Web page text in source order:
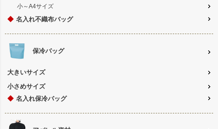
小～A4サイズ
◆ 名入れ不織布バッグ
保冷バッグ
大きいサイズ
小さめサイズ
◆ 名入れ保冷バッグ